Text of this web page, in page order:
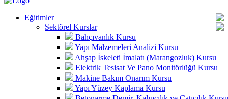
Eğitimler
Sektörel Kurslar
Bahçıvanlık Kursu
Yapı Malzemeleri Analizi Kursu
Ahşap İskeleti İmalatı (Marangozluk) Kursu
Elektrik Tesisat Ve Pano Monitörlüğü Kursu
Makine Bakım Onarım Kursu
Yapı Yüzey Kaplama Kursu